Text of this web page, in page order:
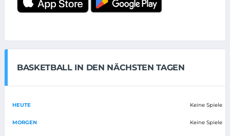
BASKETBALL IN DEN NÄCHSTEN TAGEN
HEUTE Keine Spiele
MORGEN Keine Spiele